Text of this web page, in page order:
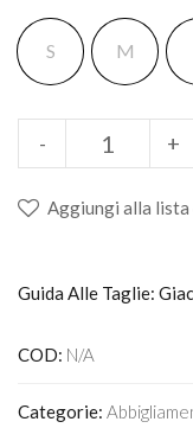
S M
+
-
Aggiungi alla lista
Guida Alle Taglie:
COD: N/A
Categorie: